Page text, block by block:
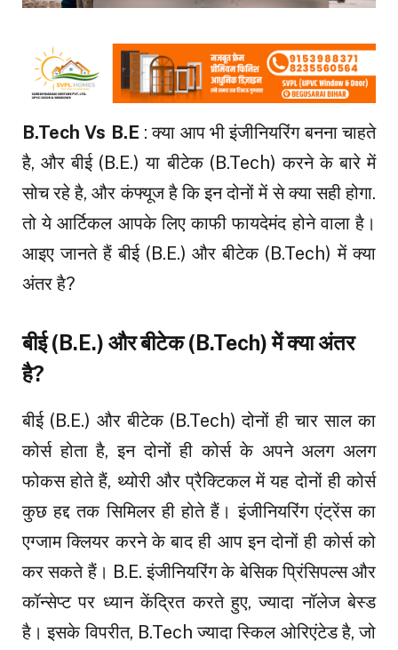
B.Tech Vs B.E : क्या आप भी इंजीनियरिंग बनना चाहते
है, और बीई (B.E.) या बीटेक (B.Tech) करने के बारे में
सोच रहे है, और कंफ्यूज है कि इन दोनों में से क्या सही होगा.
तो ये आर्टिकल आपके लिए काफी फायदेमंद होने वाला है।
आइए जानते हैं बीई (B.E.) और बीटेक (B.Tech) में क्या
अंतर है?
बीई (B.E.) और बीटेक (B.Tech) में क्या अंतर
है?
बीई (B.E.) और बीटेक (B.Tech) दोनों ही चार साल का
कोर्स होता है, इन दोनों ही कोर्स के अपने अलग अलग
फोकस होते हैं, थ्योरी और प्रैक्टिकल में यह दोनों ही कोर्स
कुछ हद्द तक सिमिलर ही होते हैं। इंजीनियरिंग एंट्रेंस का
एग्जाम क्लियर करने के बाद ही आप इन दोनों ही कोर्स को
कर सकते हैं। B.E. इंजीनियरिंग के बेसिक प्रिंसिपल्स और
कॉन्सेप्ट पर ध्यान केंद्रित करते हुए, ज्यादा नॉलेज बेस्ड
है। इसके विपरीत, B.Tech ज्यादा स्किल ओरिएंटेड है, जो